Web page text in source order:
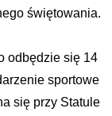
świętowania.
odbędzie się 14
sportowe
się przy Statule